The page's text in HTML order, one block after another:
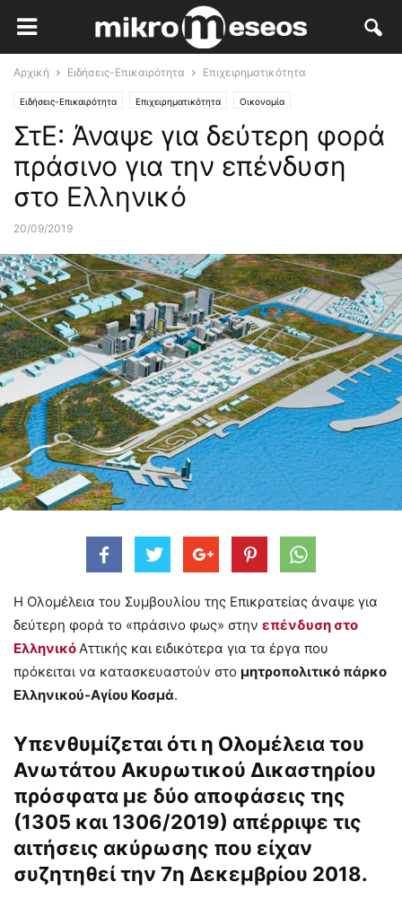
Αρχική Ειδήσεις-Επικαιρότητα Επιχειρηματικότητα
Ειδήσεις-Επικαιρότητα Επιχειρηματικότητα Οικονομία
ΣτΕ: Άναψε για δεύτερη φορά
πράσινο για την επένδυση
στο Ελληνικό
20/09/2019
Η Ολομέλεια του Συμβουλίου της Επικρατείας άναψε για
δεύτερη φορά το «πράσινο φως» στην επένδυση στο
Ελληνικό Αττικής και ειδικότερα για τα έργα που
πρόκειται να κατασκευαστούν στο μητροπολιτικό πάρκο
Ελληνικού-Αγίου Κοσμά.
Υπενθυμίζεται ότι η Ολομέλεια του
Ανωτάτου Ακυρωτικού Δικαστηρίου
πρόσφατα με δύο αποφάσεις της
(1305 και 1306/2019) απέρριψε τις
αιτήσεις ακύρωσης που είχαν
συζητηθεί την 7η Δεκεμβρίου 2018.